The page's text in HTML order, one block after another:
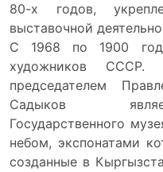
80-х годов,
выставочной
С 1968 по 1900
художников
председателем
Садыков
Государственного
небом, экспонатами
созданные в